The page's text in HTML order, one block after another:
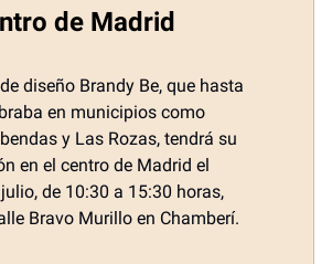
de Madrid
diseño Brandy Be, que hasta
en municipios como
y Las Rozas, tendrá su
en el centro de Madrid el
de 10:30 a 15:30 horas,
Bravo Murillo en Chamberí.